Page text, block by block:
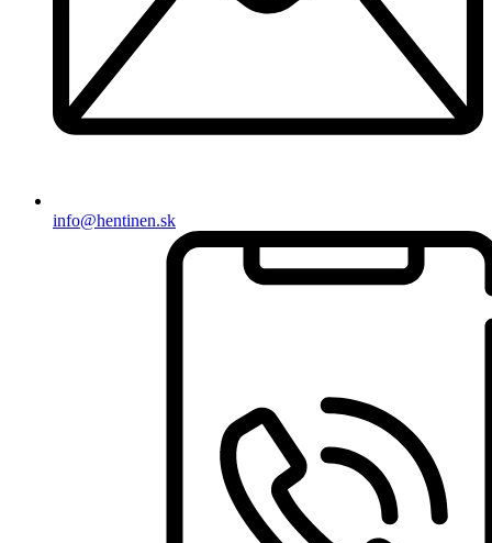
info@hentinen.sk